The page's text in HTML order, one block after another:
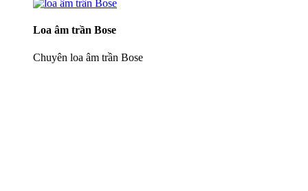
Loa âm trần Bose
Chuyên loa âm trần Bose